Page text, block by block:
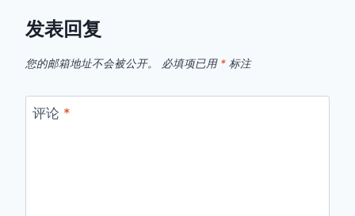
发表回复
您的邮箱地址不会被公开。 必填项已用 * 标注
评论 *